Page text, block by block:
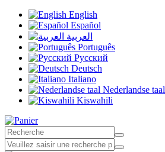
English
Español
العربية
Português
Русский
Deutsch
Italiano
Nederlandse taal
Kiswahili